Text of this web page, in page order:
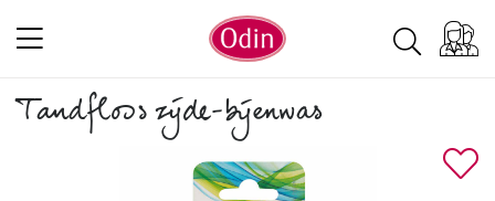
Tandfloss zijde-bijenwas